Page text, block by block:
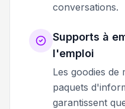
conversations.
Supports à
l'emploi
Les goodies de
paquets
garantissent